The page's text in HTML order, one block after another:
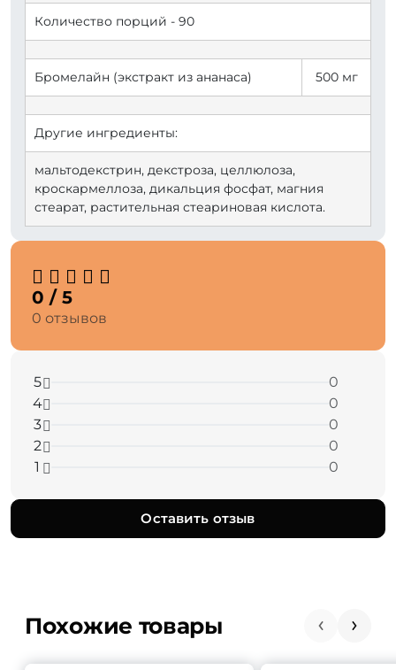
Количество порций - 90
Бромелайн (экстракт из ананаса) 500 мг
Другие ингредиенты:
мальтодекстрин, декстроза, целлюлоза,
кроскармеллоза, дикальция фосфат, магния
стеарат, растительная стеариновая кислота.
0 / 5
0 отзывов
5
0
4
0
3
0
2
0
1
0
Оставить отзыв
Похожие товары